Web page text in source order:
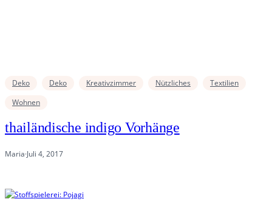
Deko Deko Kreativzimmer Nützliches
Textilien
Wohnen
thailändische indigo Vorhänge
Maria·Juli 4, 2017